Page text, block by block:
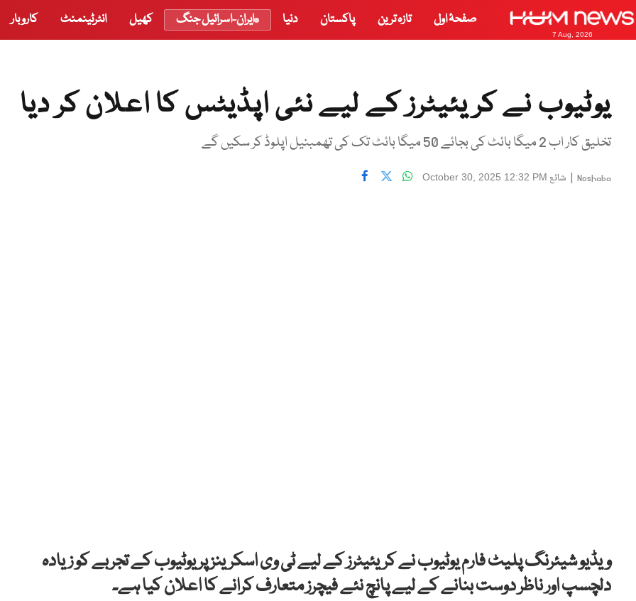
7 Aug, 2026
صفحۂ اول تازہ ترین پاکستان دنیا ایران-اسرائیل جنگ کھیل انٹرٹینمنٹ کاروبار
یوٹیوب نے کریئیٹرز کے لیے نئی اپڈیٹس کا اعلان کر دیا
تخلیق کار اب 2 میگا بائٹ کی بجائے 50 میگا بائٹ تک کی تھمبنیل اپلوڈ کر سکیں گے
Noshaba
| شائع October 30, 2025 12:32 PM
ویڈیو شیئرنگ پلیٹ فارم یوٹیوب نے کریئیٹرز کے لیے ٹی وی اسکرینز پر یوٹیوب کے تجربے کو زیادہ
دلچسپ اور ناظر دوست بنانے کے لیے پانچ نئے فیچرز متعارف کرانے کا اعلان کیا ہے۔